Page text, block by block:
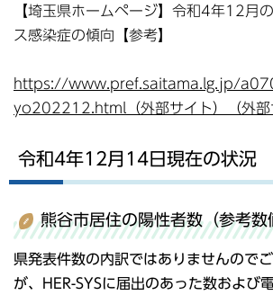
【埼玉県ホームページ】令和4年12月
ス感染症の傾向【参考】
https://www.pref.saitama.lg.jp/
yo202212.html（外部サイト）（外部
令和4年12月14日現在の状況
熊谷市居住の陽性者数（参考
県発表件数の内訳ではありませんので
が、HER-SYSに届出のあった数および